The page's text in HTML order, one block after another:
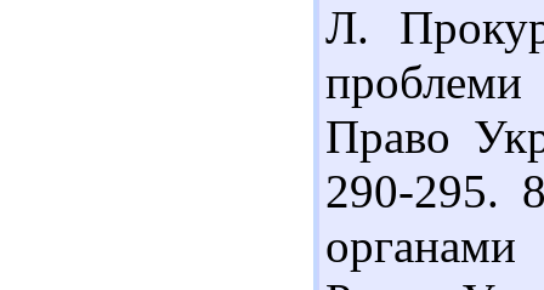
Л.
Право
290-295.